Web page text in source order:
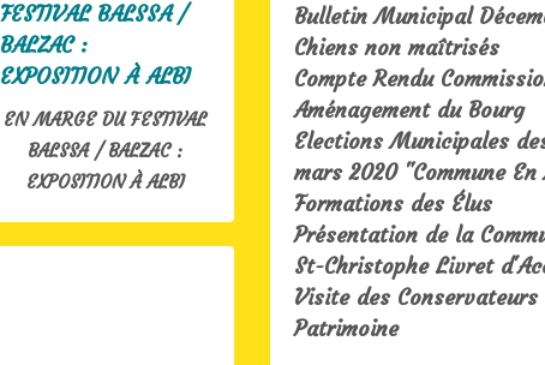
EN MARGE DU FESTIVAL
BALSSA / BALZAC :
EXPOSITION À ALBI
Bulletin Municipal
Chiens non maîtrisés
Compte Rendu
Aménagement du Bourg
Elections Municipales
mars 2020 "Commune
Formations des Élus
Présentation de la
St-Christophe Livret
Visite des Conservateurs
Patrimoine